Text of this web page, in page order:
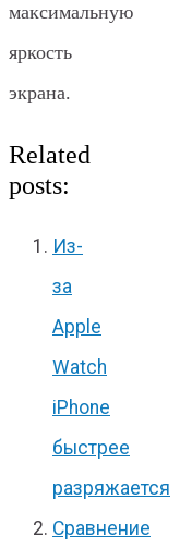
максимальную
яркость
экрана.
Related
posts:
Из-
за
Apple
Watch
iPhone
быстрее
разряжается
Сравнение